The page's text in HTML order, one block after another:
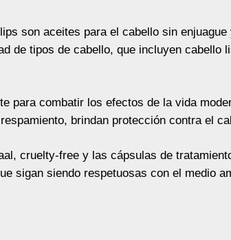
son aceites para el cabello sin
de tipos de cabello, que incluyen cabello
para combatir los efectos de la vida
brindan protección contra el
cruelty-free y las cápsulas de
sigan siendo respetuosas con el medio